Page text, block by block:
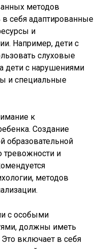
методов
себя адаптированные
и
Например, дети с
слуховые
дети с нарушениями
и специальные
к
Создание
образовательной
тревожности и
методов
с особыми
должны иметь
включает в себя